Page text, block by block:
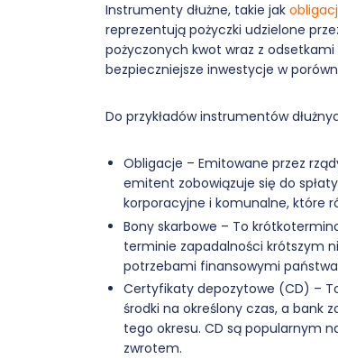
Instrumenty dłużne, takie jak
reprezentują pożyczki udzielone
pożyczonych kwot wraz z
bezpieczniejsze inwestycje w
Do przykładów instrumentów
Obligacje – Emitowane przez
emitent zobowiązuje się do
korporacyjne i komunalne, które
Bony skarbowe – To
terminie zapadalności krótszym
potrzebami finansowymi
Certyfikaty depozytowe (CD) –
środki na określony czas, a bank
tego okresu. CD są popularnym
zwrotem.